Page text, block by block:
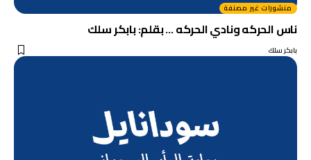
منشورات غير مصنفة
ناس الحركه ونادي الحركه … بقلم: بابكر سلك
بابكر سلك